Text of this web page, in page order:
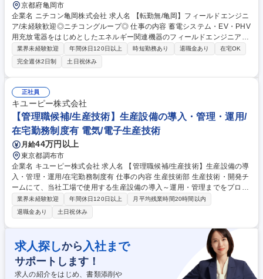
京都府亀岡市
企業名 ニチコン亀岡株式会社 求人名 【転勤無/亀岡】フィールドエンジニ
ア/未経験歓迎◎ニチコングループ◎ 仕事の内容 蓄電システム・EV・PHV
用充放電器をはじめとしたエネルギー関連機器のフィールドエンジニア業
務をお任せします。入社後はOJTをメインに業務に慣れていただきます。
【具体的には】■現場での不具合調査・原因究明・修理対応：製品の挙動
確認、部品交換、解析などを実施し、正常稼働まで支援■施工業者への技
術支援・アドバイス：施工方法や設置環境に関する相談への対応、技術的
なサポート■お客様相談センターでのバックオフィス業務：社内関係部署
と連携し、現場対応の優先度調整や技術情報の共有 募集職種 【転勤無/亀
岡】フィールドエンジニア/未経験歓迎◎ニチコングループ◎
業界未経験歓迎 年間休日120日以上 時短勤務あり 退職金あり
在宅OK
完全週休2日制
土日祝休み
正社員
キユーピー株式会社
【管理職候補/生産技術】生産設備の導入・管理・運用/
在宅勤務制度有 電気/電子生産技術
月給44万円以上
東京都調布市
企業名 キユーピー株式会社 求人名 【管理職候補/生産技術】生産設備の導
入・管理・運用/在宅勤務制度有 仕事の内容 生産技術部 生産技術・開発チ
ームにて、当社工場で使用する生産設備の導入～運用・管理までをプロジ
ェクトリーダーとしてお任せいたします。 【業務内容】基幹職候補とし
て、ご入社直後は工場生産設備のメンテナンスや改善業務の実行を担って
いただき、ご経験に応じて、工場全体の課題解決に向けた計画策定及び実
行を行っていただきます。 食品工場の生産工程と設備の連動部等を学び、
実践経験を積める環境です。 （入社後、2～3週間は工場実習をする予定
となります。） 募集職種 【管理職候補/生産技術】生産設備の導入・管
理・運用/在宅勤務制度有
業界未経験歓迎 年間休日120日以上
月平均残業時間20時間以内
退職金あり
土日祝休み
求人探しから 入社まで
サポートします！
求人の紹介をはじめ、書類添削や